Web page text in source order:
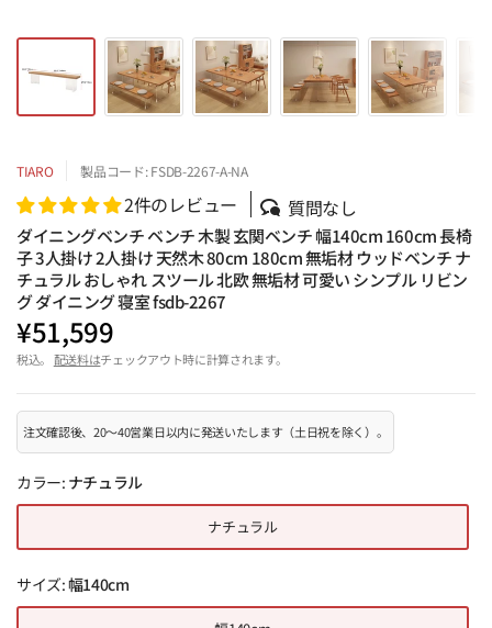
TIARO 製品コード: FSDB-2267-A-NA
2件のレビュー 質問なし
ダイニングベンチ ベンチ 木製 玄関ベンチ 幅140cm 160cm 長椅
子 3人掛け 2人掛け 天然木 80cm 180cm 無垢材 ウッドベンチ ナ
チュラル おしゃれ スツール 北欧 無垢材 可愛い シンプル リビン
グ ダイニング 寝室 fsdb-2267
¥51,599
税込。 配送料はチェックアウト時に計算されます。
注文確認後、20～40営業日以内に発送いたします（土日祝を除く）。
カラー: ナチュラル
ナチュラル
サイズ:幅140cm